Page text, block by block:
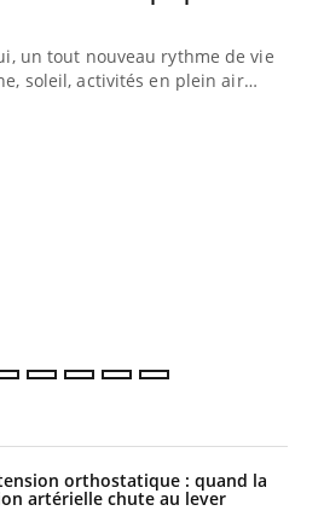
un tout nouveau rythme de vie !
soleil, activités en plein air…
orthostatique : quand la
artérielle chute au lever